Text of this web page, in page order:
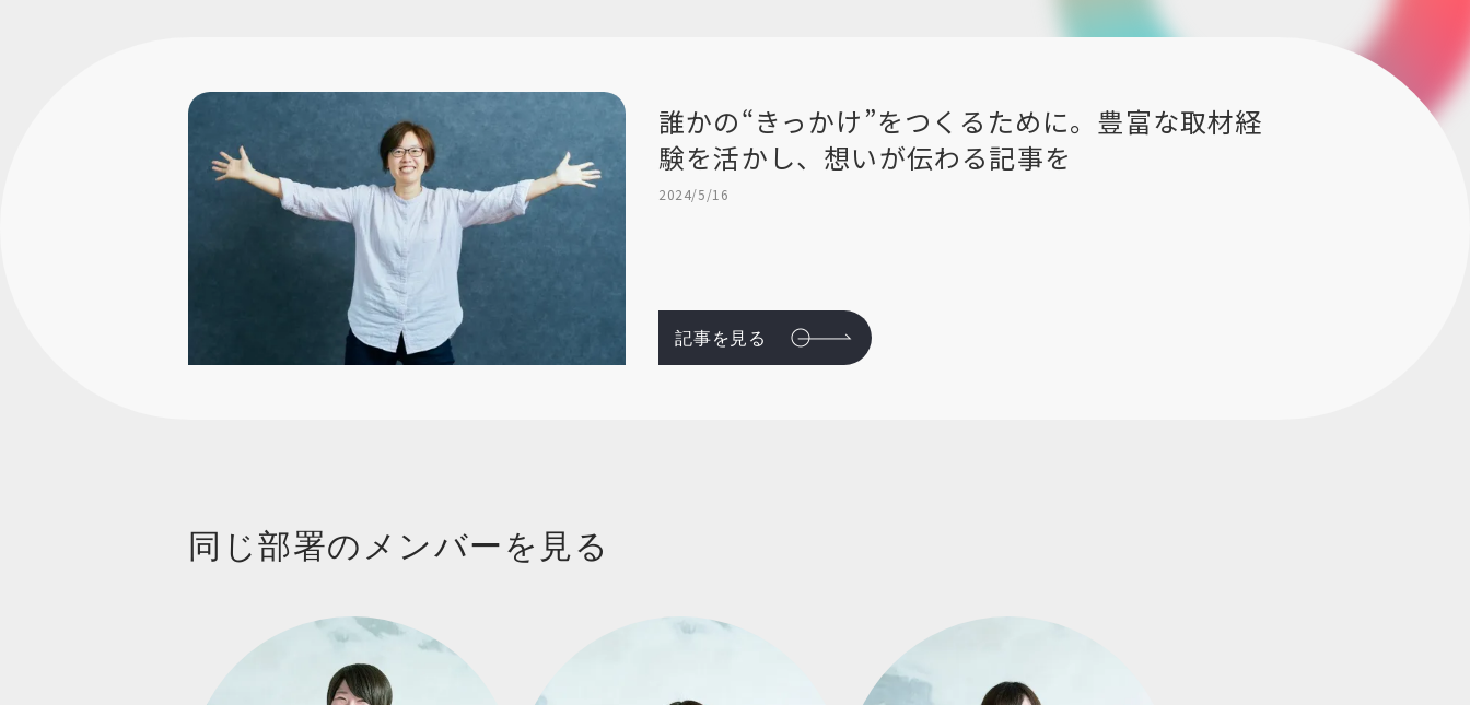
誰かの“きっかけ”をつくるために。豊富な取材経
験を活かし、想いが伝わる記事を
2024/5/16
記事を見る
同じ部署のメンバーを見る